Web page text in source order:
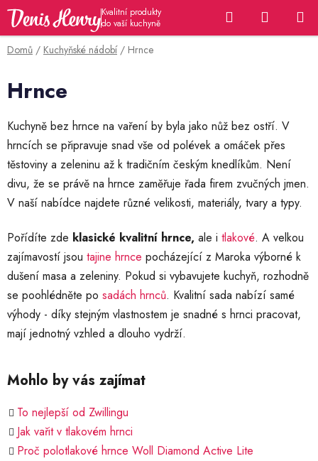
Přejít
obsah
Hledat
KOŠÍK
Domů / Kuchyňské nádobí / Hrnce
Hrnce
Kuchyně bez hrnce na vaření by byla jako nůž bez ostří. V
hrncích se připravuje snad vše od polévek a omáček přes
těstoviny a zeleninu až k tradičním českým knedlíkům. Není
divu, že se právě na hrnce zaměřuje řada firem zvučných jmen.
V naší nabídce najdete různé velikosti, materiály, tvary a typy.
Pořídíte zde klasické kvalitní hrnce, ale i tlakové. A velkou
zajímavostí jsou tajine hrnce pocházející z Maroka výborné k
dušení masa a zeleniny. Pokud si vybavujete kuchyň, rozhodně
se poohlédněte po sadách hrnců. Kvalitní sada nabízí samé
výhody - díky stejným vlastnostem je snadné s hrnci pracovat,
mají jednotný vzhled a dlouho vydrží.
Mohlo by vás zajímat
To nejlepší od Zwillingu
Jak vařit v tlakovém hrnci
Proč polotlakové hrnce Woll Diamond Active Lite